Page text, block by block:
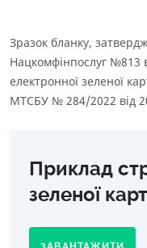
Зразок бланку,
Нацкомфінпослуг №813
електронної зеленої
МТСБУ № 284/2022 від
Приклад
зеленої